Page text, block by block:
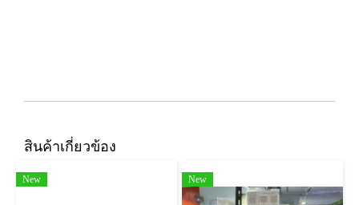
สินค้าเกี่ยวข้อง
New New